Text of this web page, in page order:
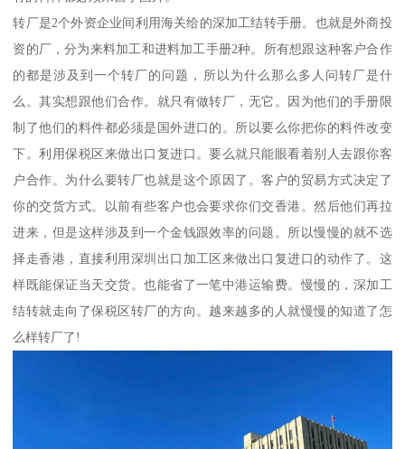
转厂是2个外资企业间利用海关给的深加工结转手册。也就是外商投
资的厂，分为来料加工和进料加工手册2种。所有想跟这种客户合作
的都是涉及到一个转厂的问题，所以为什么那么多人问转厂是什
么。其实想跟他们合作。就只有做转厂，无它。因为他们的手册限
制了他们的料件都必须是国外进口的。所以要么你把你的料件改变
下。利用保税区来做出口复进口。要么就只能眼看着别人去跟你客
户合作。为什么要转厂也就是这个原因了。客户的贸易方式决定了
你的交货方式。以前有些客户也会要求你们交香港。然后他们再拉
进来，但是这样涉及到一个金钱跟效率的问题。所以慢慢的就不选
择走香港，直接利用深圳出口加工区来做出口复进口的动作了。这
样既能保证当天交货。也能省了一笔中港运输费。慢慢的，深加工
结转就走向了保税区转厂的方向。越来越多的人就慢慢的知道了怎
么样转厂了!